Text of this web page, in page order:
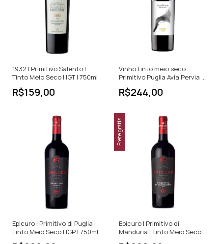
1932 | Primitivo Salento |
Tinto Meio Seco | IGT | 750ml
R$159,00
Vinho tinto meio seco
Primitivo Puglia Avia Pervia -
R$244,00
Epicuro | Primitivo di Puglia |
Tinto Meio Seco | IGP | 750ml
Frete grátis
Epicuro | Primitivo di
Manduria | Tinto Meio Seco |
750ml